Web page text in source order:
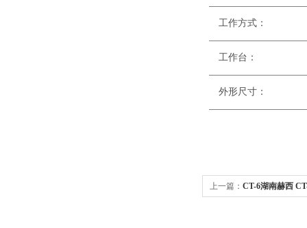
工作
工作
外形
上一篇： CT-6湖南赫西